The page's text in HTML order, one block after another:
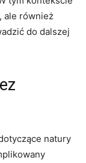
ale również
do dalszej
natury